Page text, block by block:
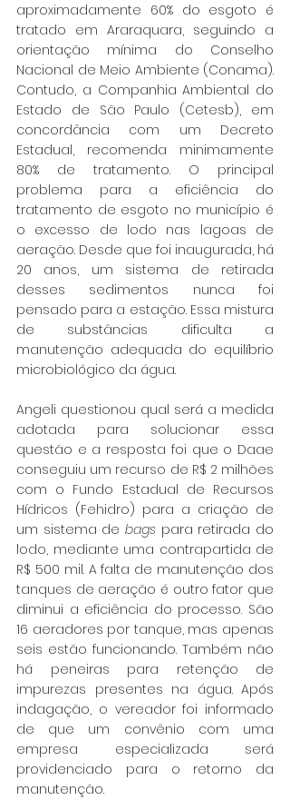
aproximadamente 60% do esgoto é
tratado em Araraquara, seguindo a
orientação mínima do Conselho
Nacional de Meio Ambiente (Conama).
Contudo, a Companhia Ambiental do
Estado de São Paulo (Cetesb), em
concordância com um Decreto
Estadual, recomenda minimamente
80% de tratamento. O principal
problema para a eficiência do
tratamento de esgoto no município é
o excesso de lodo nas lagoas de
aeração. Desde que foi inaugurada, há
20 anos, um sistema de retirada
desses sedimentos nunca foi
pensado para a estação. Essa mistura
de substâncias dificulta a
manutenção adequada do equilíbrio
microbiológico da água.
Angeli questionou qual será a medida
adotada para solucionar essa
questão e a resposta foi que o Daae
conseguiu um recurso de R$ 2 milhões
com o Fundo Estadual de Recursos
Hídricos (Fehidro) para a criação de
um sistema de bags para retirada do
lodo, mediante uma contrapartida de
R$ 500 mil. A falta de manutenção dos
tanques de aeração é outro fator que
diminui a eficiência do processo. São
16 aeradores por tanque, mas apenas
seis estão funcionando. Também não
há peneiras para retenção de
impurezas presentes na água. Após
indagação, o vereador foi informado
de que um convênio com uma
empresa especializada será
providenciado para o retorno da
manutenção.